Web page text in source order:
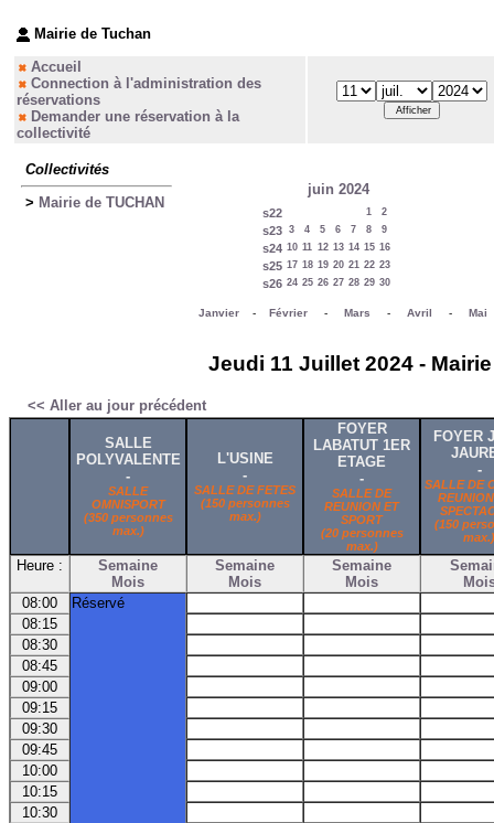
Mairie de Tuchan
Accueil
Connection à l'administration des
réservations
Demander une réservation à la
collectivité
Collectivités
> Mairie de TUCHAN
juin 2024
s22 1 2
s23 3 4 5 6 7 8 9
s24 10 11 12 13 14 15 16
s25 17 18 19 20 21 22 23
s26 24 25 26 27 28 29 30
Janvier- Février- Mars - Avril - Mai
Jeudi 11 Juillet 2024 -
<< Aller au jour précédent
SALLE
POLYVALENTE
-
SALLE
OMNISPORT
(350 personnes
max.)
L'USINE
-
SALLE DE FETES
(150 personnes
max.)
FOYER
LABATUT 1ER
ETAGE
-
SALLE DE
REUNION ET
SPORT
(20 personnes
max.)
FOYER
-
SALLE DE
(150
max.)
Heure :
Semaine
Mois
Semaine
Mois
Semaine
Mois
08:00
Réservé
08:15
08:30
08:45
09:00
09:15
09:30
09:45
10:00
10:15
10:30